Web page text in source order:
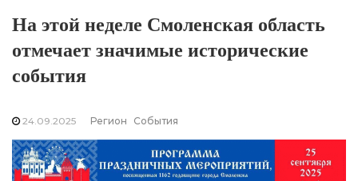
На этой неделе Смоленская область
отмечает значимые исторические
события
24.09.2025 Регион События